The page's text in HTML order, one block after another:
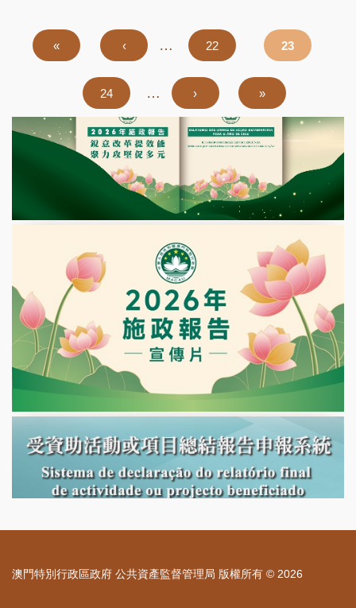
為一個非牟利的工程科學技術組織，由分別來自澳門的高等學
府、技術組織、政府部門，及葡萄牙的非牟利科技組織的七個成
測試、培訓、及質量提供全方位的服務。譚理事長亦介紹了研究
所的設施、人員及財務狀況。
雙方就研究所未來發展的方向進行了深入的交流與討論，會
後陳主任一行隨譚理事長參觀了研究所內的各個部門和檢測設
PaginationFirst
page
«
Previous
page
‹ …
頁
面
22
頁
面
23
頁
面
24 …
下
一
頁
›
Last
page
»
澳門特別行政區政府 公共資產監督管理局 版權所有 © 2026